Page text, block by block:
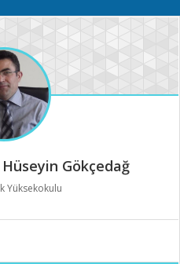
Mobil
Hüseyin Gökçedağ
Yüksekokulu